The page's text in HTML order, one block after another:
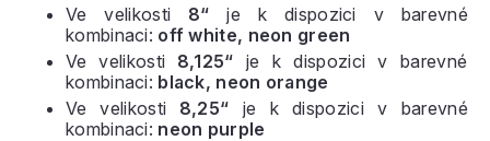
Ve velikosti 8“ je k dispozici v barevné
kombinaci: off white, neon green
Ve velikosti 8,125“ je k dispozici v barevné
kombinaci: black, neon orange
Ve velikosti 8,25“ je k dispozici v barevné
kombinaci: neon purple